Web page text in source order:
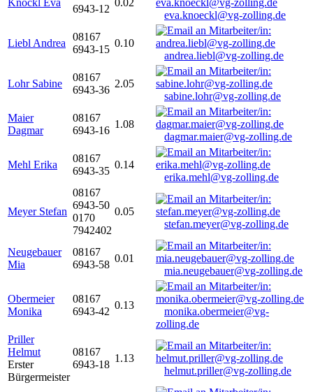
Knöckl Eva
6943-12
0.02
eva.knoeckl@vg-zolling.de
Liebl Andrea
08167
6943-15
0.10
andrea.liebl@vg-zolling.de
Lohr Sabine
08167
6943-36
2.05
sabine.lohr@vg-zolling.de
Maier
Dagmar
08167
6943-16
1.08
dagmar.maier@vg-zolling.de
Mehl Erika
08167
6943-35
0.14
erika.mehl@vg-zolling.de
Meyer Stefan
08167
6943-50
0170
7942402
0.05
stefan.meyer@vg-zolling.de
Neugebauer
Mia
08167
6943-58
0.01
mia.neugebauer@vg-zolling.de
Obermeier
Monika
08167
6943-42
0.13
monika.obermeier@vg-
zolling.de
Priller
Helmut
Erster
Bürgermeister
08167
6943-18
1.13
helmut.priller@vg-zolling.de